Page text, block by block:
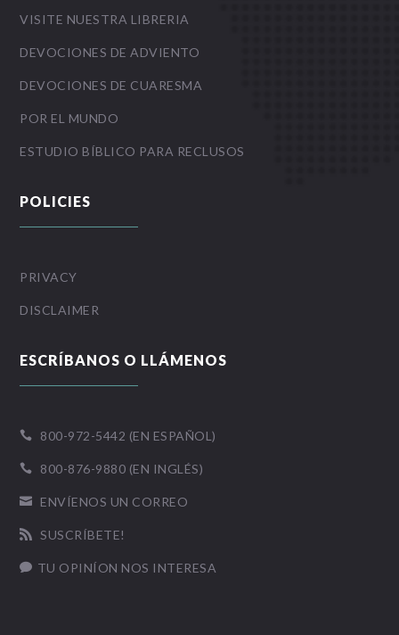
VISITE NUESTRA LIBRERIA
DEVOCIONES DE ADVIENTO
DEVOCIONES DE CUARESMA
POR EL MUNDO
ESTUDIO BÍBLICO PARA RECLUSOS
POLICIES
PRIVACY
DISCLAIMER
ESCRÍBANOS O LLÁMENOS
 800-972-5442 (EN ESPAÑOL)
 800-876-9880 (EN INGLÉS)
 ENVÍENOS UN CORREO
 SUSCRÍBETE!
 TU OPINÍON NOS INTERESA